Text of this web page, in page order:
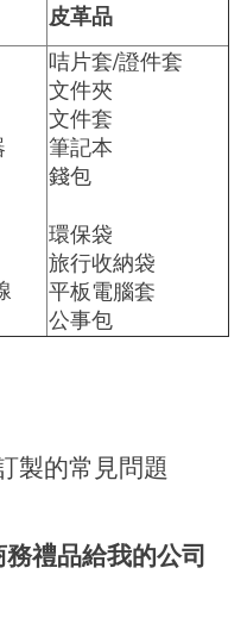
皮革品
咭片套/證件套
文件夾
文件套
筆記本
錢包
環保袋
旅行收納袋
平板電腦套
公事包
製的常見問題
禮品給我的公司